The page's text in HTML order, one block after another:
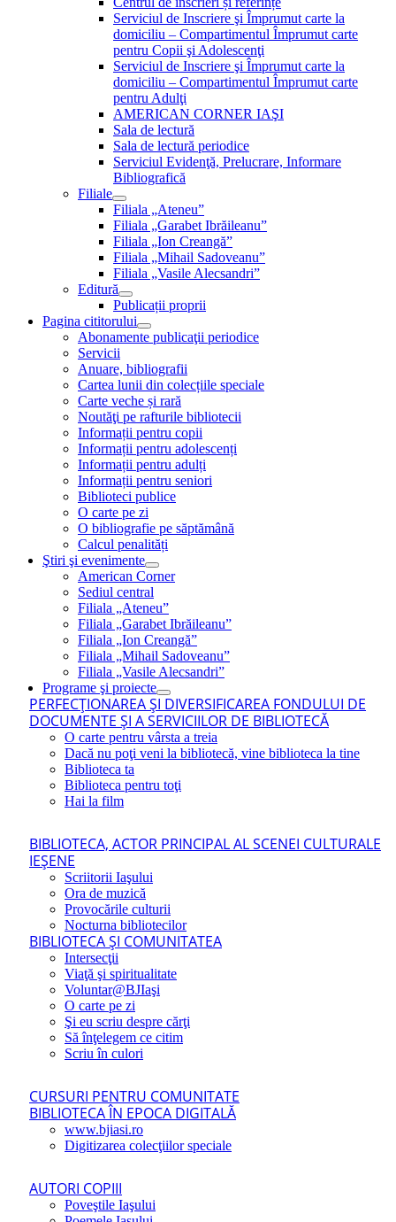
Serviciul de Inscriere şi Împrumut carte la
domiciliu – Compartimentul Împrumut carte
pentru Copii şi Adolescenţi
Serviciul de Inscriere şi Împrumut carte la
domiciliu – Compartimentul Împrumut carte
pentru Adulţi
AMERICAN CORNER IAŞI
Sala de lectură
Sala de lectură periodice
Serviciul Evidenţă, Prelucrare, Informare
Bibliografică
Filiale
Filiala „Ateneu”
Filiala „Garabet Ibrăileanu”
Filiala „Ion Creangă”
Filiala „Mihail Sadoveanu”
Filiala „Vasile Alecsandri”
Editură
Publicații proprii
Pagina cititorului
Abonamente publicaţii periodice
Servicii
Anuare, bibliografii
Cartea lunii din colecțiile speciale
Carte veche și rară
Noutăţi pe rafturile bibliotecii
Informații pentru copii
Informații pentru adolescenți
Informații pentru adulți
Informații pentru seniori
Biblioteci publice
O carte pe zi
O bibliografie pe săptămână
Calcul penalități
Ştiri şi evenimente
American Corner
Sediul central
Filiala „Ateneu”
Filiala „Garabet Ibrăileanu”
Filiala „Ion Creangă”
Filiala „Mihail Sadoveanu”
Filiala „Vasile Alecsandri”
Programe şi proiecte
PERFECŢIONAREA ŞI DIVERSIFICAREA FONDULUI DE
DOCUMENTE ŞI A SERVICIILOR DE BIBLIOTECĂ
O carte pentru vârsta a treia
Dacă nu poţi veni la bibliotecă, vine biblioteca la tine
Biblioteca ta
Biblioteca pentru toţi
Hai la film
BIBLIOTECA, ACTOR PRINCIPAL AL SCENEI CULTURALE
IEŞENE
Scriitorii Iaşului
Ora de muzică
Provocările culturii
Nocturna bibliotecilor
BIBLIOTECA ŞI COMUNITATEA
Intersecţii
Viaţă şi spiritualitate
Voluntar@BJIaşi
O carte pe zi
Şi eu scriu despre cărţi
Să înţelegem ce citim
Scriu în culori
CURSURI PENTRU COMUNITATE
BIBLIOTECA ÎN EPOCA DIGITALĂ
www.bjiasi.ro
Digitizarea colecţiilor speciale
AUTORI COPIII
Poveştile Iaşului